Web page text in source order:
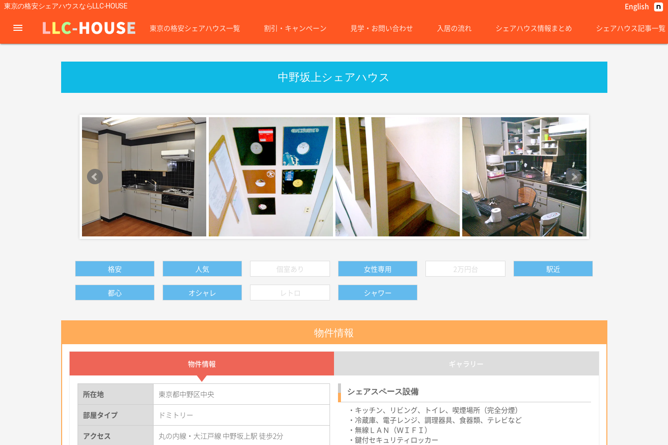
東京の格安シェアハウスならLLC-HOUSE English
menu 東京の格安シェアハウス一覧 割引・キャンペーン 見学・お問い合わせ 入居の流れ シェアハウス情報まとめ シェアハウス記事一覧
中野坂上シェアハウス
格安 人気 個室あり 女性専用 2万円台 駅近
都心 オシャレ レトロ シャワー
物件情報
物件情報 ギャラリー
所在地 東京都中野区中央
部屋タイプ ドミトリー
アクセス 丸の内線・大江戸線 中野坂上駅 徒歩2分
シェアスペース設備
・キッチン、リビング、トイレ、喫煙場所（完全分煙）
・冷蔵庫、電子レンジ、調理器具、食器類、テレビなど
・無線ＬＡＮ（ＷＩＦＩ）
・鍵付セキュリティロッカー